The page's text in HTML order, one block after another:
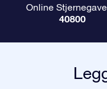
Online Stjernegave
40800